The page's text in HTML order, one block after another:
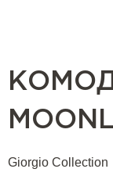
Giorgio Collection